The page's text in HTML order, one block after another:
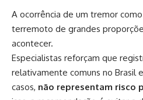
A ocorrência de um tremor
terremoto de grandes
acontecer.
Especialistas reforçam que
relativamente comuns no Brasil
casos, não representam risco